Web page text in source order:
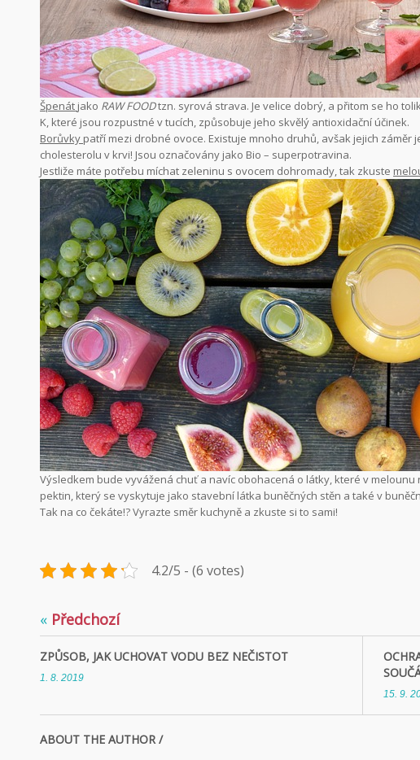
Špenát jako RAW FOODtzn. syrová strava. Je velice dobrý, a přitom se ho
K, které jsou rozpustné v tucích, způsobuje jeho skvělý antioxidační účinek.
Borůvky patří mezi drobné ovoce. Existuje mnoho druhů, avšak jejich
cholesterolu v krvi! Jsou označovány jako Bio – superpotravina.
Jestliže máte potřebu míchat zeleninu s ovocem dohromady, tak zkuste
Výsledkem bude vyvážená chuť a navíc obohacená o látky, které v
pektin, který se vyskytuje jako stavební látka buněčných stěn a také v
Tak na co čekáte!? Vyrazte směr kuchyně a zkuste si to sami!
4.2/5 - (6 votes)
« Předchozí
ZPŮSOB, JAK UCHOVAT VODU BEZ NEČISTOT
1. 8. 2019
15. 9.
ABOUT THE AUTHOR /